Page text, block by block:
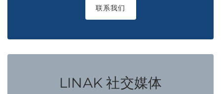
联系我们
LINAK 社交媒体